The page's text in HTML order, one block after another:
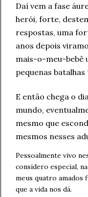
Daí vem a fase
herói, forte,
respostas, uma
anos depois
mais-o-meu-bebê
pequenas
E então chega o
mundo,
mesmo que
mesmos nesses
Pessoalmente vivo
considero especial,
meus quatro amados
que a vida nos dá.